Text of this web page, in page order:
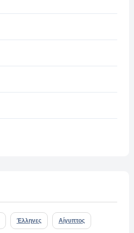
Έλληνες Αίγυπτος